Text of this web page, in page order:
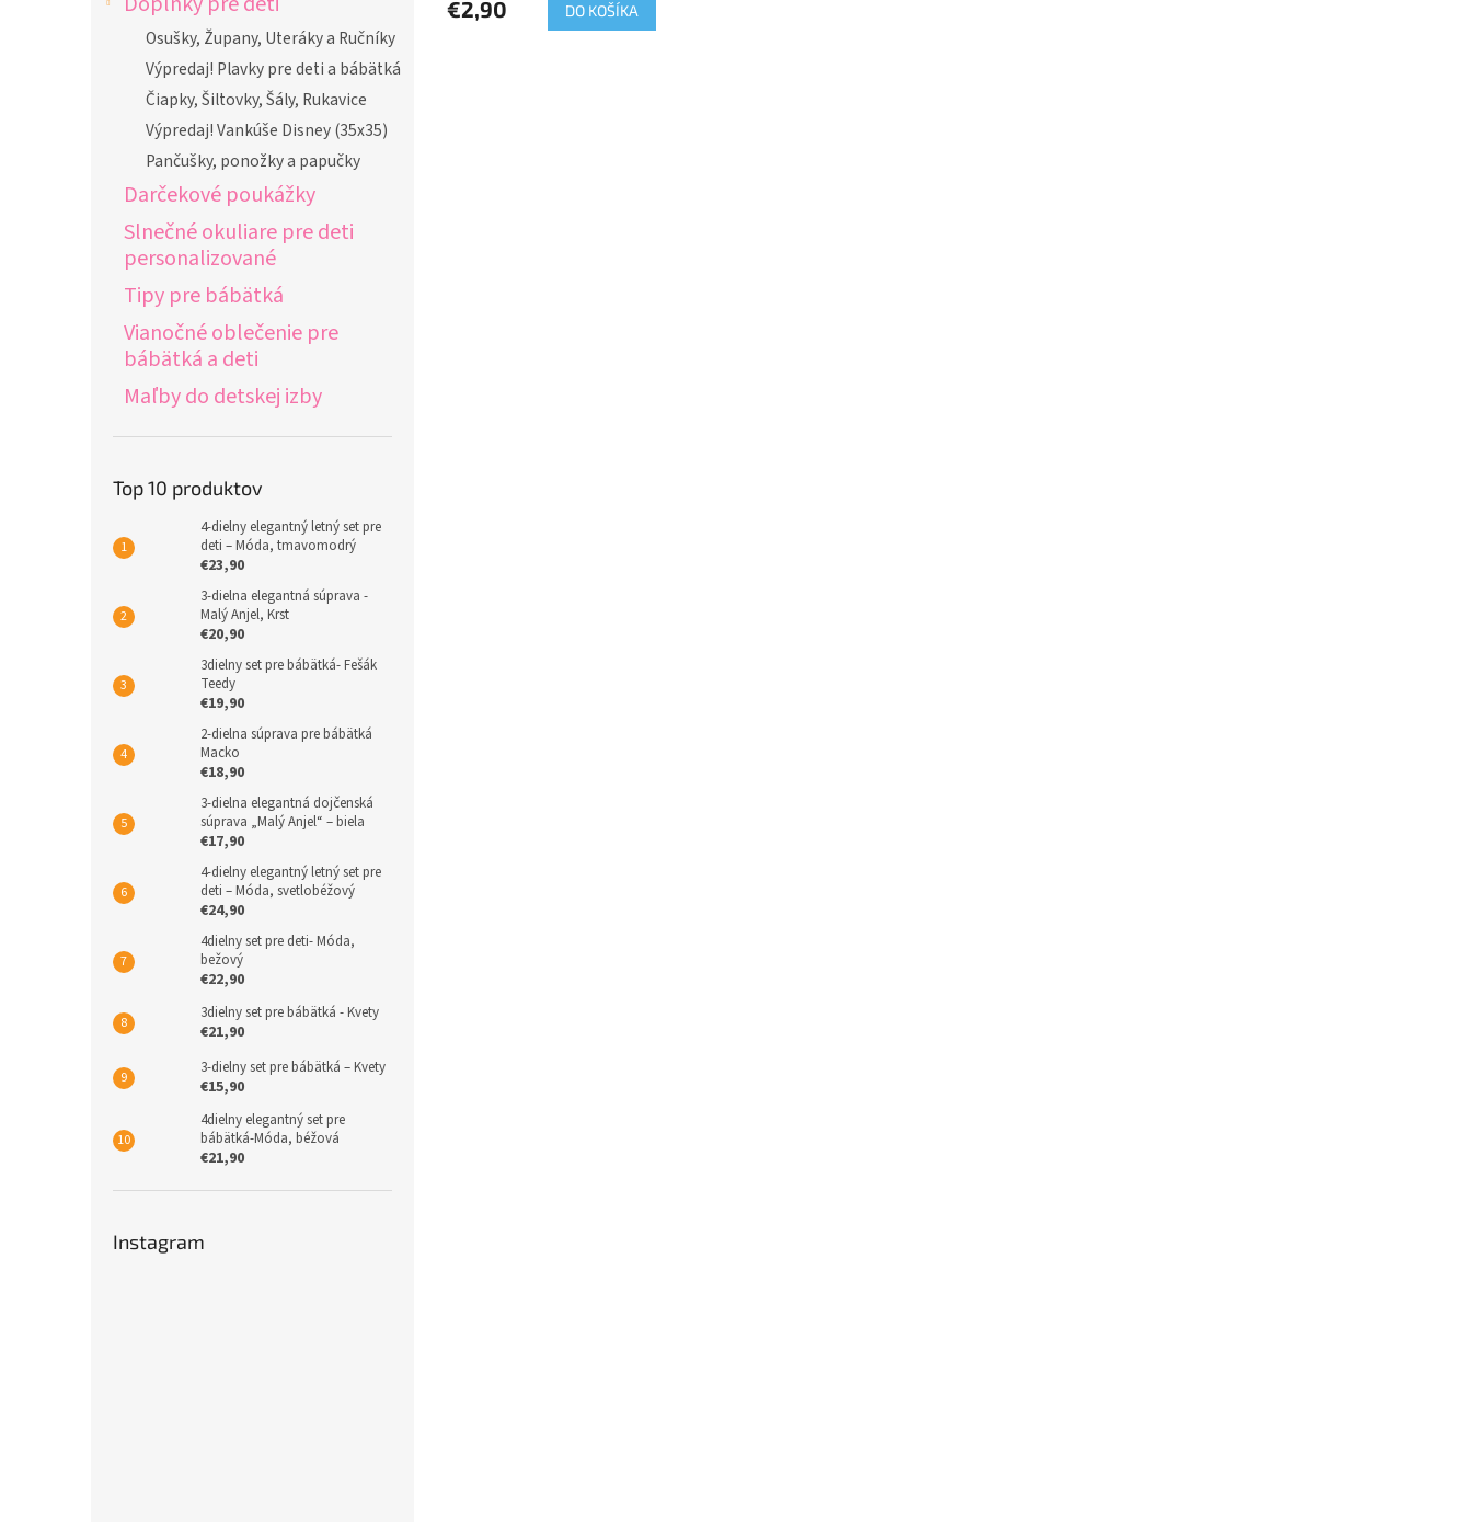
Osušky, Župany, Uteráky a Ručníky
Výpredaj! Plavky pre deti a bábätká
Čiapky, Šiltovky, Šály, Rukavice
Výpredaj! Vankúše Disney (35x35)
Pančušky, ponožky a papučky
Darčekové poukážky
Slnečné okuliare pre deti
personalizované
Tipy pre bábätká
Vianočné oblečenie pre
bábätká a deti
Maľby do detskej izby
Top 10 produktov
4-dielny elegantný letný set pre
deti – Móda, tmavomodrý
€23,90
3-dielna elegantná súprava -
Malý Anjel, Krst
€20,90
3dielny set pre bábätká- Fešák
Teedy
€19,90
2-dielna súprava pre bábätká
Macko
€18,90
3-dielna elegantná dojčenská
súprava „Malý Anjel“ – biela
€17,90
4-dielny elegantný letný set pre
deti – Móda, svetlobéžový
€24,90
4dielny set pre deti- Móda,
bežový
€22,90
3dielny set pre bábätká - Kvety
€21,90
3-dielny set pre bábätká – Kvety
€15,90
4dielny elegantný set pre
bábätká-Móda, béžová
€21,90
Instagram
€2,90 DO KOŠÍKA